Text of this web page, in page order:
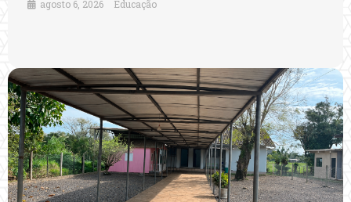
agosto 6, 2026 Educação